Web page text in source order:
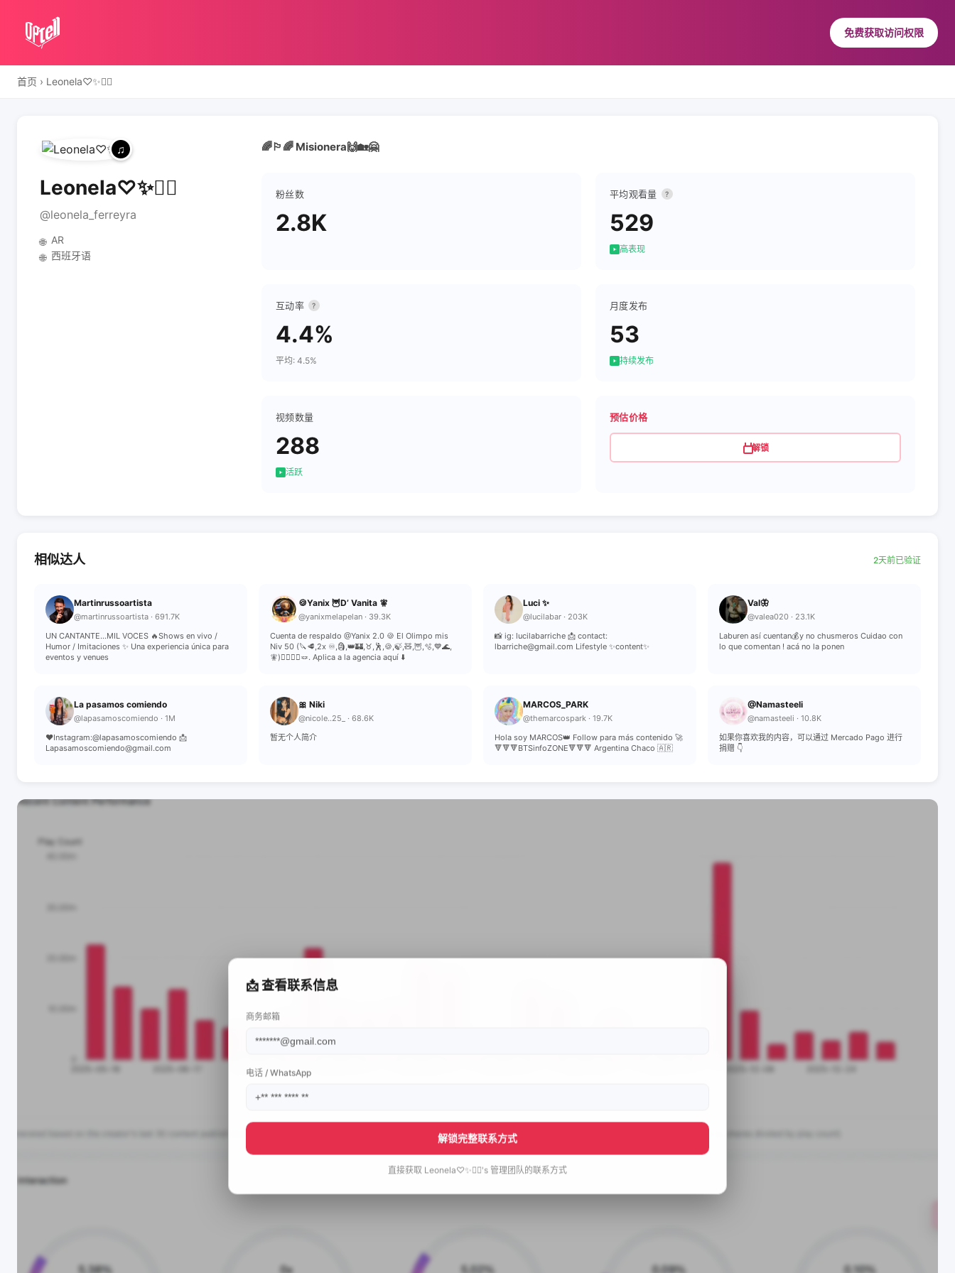
免费获取访问权限
首页 › Leonela♡✨🧚‍♀️
Leonela♡✨🧚‍♀️
@leonela_ferreyra
🌐 AR
🌐 西班牙语
🌈🏳️‍🌈 Misionera🙌🏡🤗
粉丝数
2.8K
平均观看量 ?
529
高表现
互动率 ?
4.4%
平均: 4.5%
月度发布
53
持续发布
视频数量
288
活跃
预估价格
解锁
相似达人 2天前已验证
Martinrussoartista
@martinrussoartista · 691.7K
UN CANTANTE…MIL VOCES 🔥Shows en vivo /
Humor / Imitaciones ✨ Una experiencia única para
eventos y venues
🍪Yanix 🦉D’ Vanita 🧚
@yanixmelapelan · 39.3K
Cuenta de respaldo @Yanix 2.0 🍪 El Olimpo mis
Niv 50 (🔪🥩,2x ♾️,🗿,👑🏰,♉️,🕺,🍪,🍃,🧸,🦉,🫧,💙🌊,
🧚)❤️‍🔥❤️‍🔥🪢. Aplica a la agencia aquí ⬇️
Luci ✨
@lucilabar · 203K
📸 ig: lucilabarriche 📩 contact:
lbarriche@gmail.com Lifestyle ✨content✨
Val🦋
@valea020 · 23.1K
Laburen así cuentan💰y no chusmeros Cuidao con
lo que comentan ! acá no la ponen
La pasamos comiendo
@lapasamoscomiendo · 1M
❤️Instagram:@lapasamoscomiendo 📩
Lapasamoscomiendo@gmail.com
🎀 Niki
@nicole..25_ · 68.6K
暂无个人简介
MARCOS_PARK
@themarcospark · 19.7K
Hola soy MARCOS👑 Follow para más contenido 🚀
🔻🔻🔻BTSinfoZONE🔻🔻🔻 Argentina Chaco 🇦🇷
@Namasteeli
@namasteeli · 10.8K
如果你喜欢我的内容，可以通过 Mercado Pago 进行
捐赠 👇
📩 查看联系信息
商务邮箱
电话 / WhatsApp
解锁完整联系方式
直接获取 Leonela♡✨🧚‍♀️'s 管理团队的联系方式